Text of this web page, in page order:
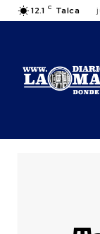
12.1 C Talca